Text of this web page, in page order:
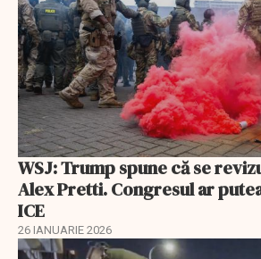
WSJ: Trump spune că se
Alex Pretti. Congresul ar
ICE
26 IANUARIE 2026